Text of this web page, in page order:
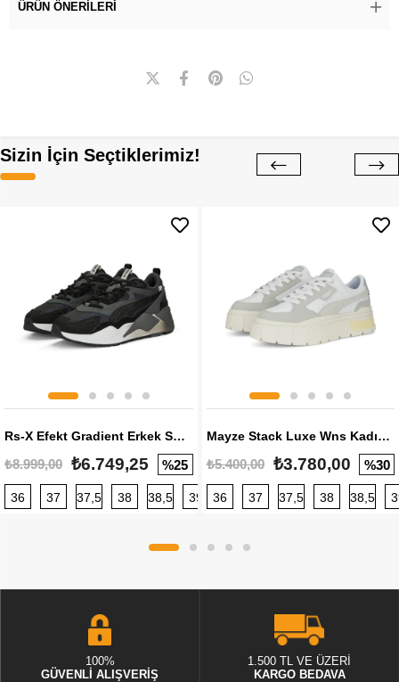
ÜRÜN ÖNERILERI
Sizin İçin Seçtiklerimiz!
Rs-X Efekt Gradient Erkek Sneaker
₺8.999,00 ₺6.749,25 %25
36 37 37,5 38 38,5 39 40 40,5 41 42 42,5
Mayze Stack Luxe Wns Kadın Sneaker
₺5.400,00 ₺3.780,00 %30
36 37 37,5 38 38,5
100%
GÜVENLİ ALIŞVERİŞ
1.500 TL VE ÜZERİ
KARGO BEDAVA